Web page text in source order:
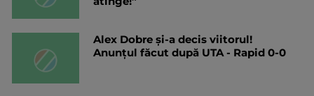
Alex Dobre și-a decis viitorul!
Anunțul făcut după UTA - Rapid 0-0